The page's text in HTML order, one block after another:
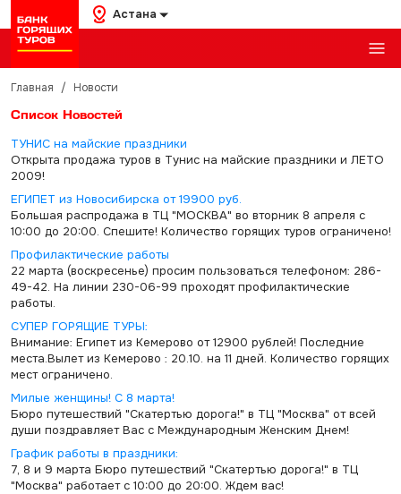
Астана
Главная / Новости
Список Новостей
ТУНИС на майские праздники
Открыта продажа туров в Тунис на майские праздники и ЛЕТО
2009!
ЕГИПЕТ из Новосибирска от 19900 руб.
Большая распродажа в ТЦ "МОСКВА" во вторник 8 апреля с
10:00 до 20:00. Спешите! Количество горящих туров ограничено!
Профилактические работы
22 марта (воскресенье) просим пользоваться телефоном: 286-
49-42. На линии 230-06-99 проходят профилактические
работы.
СУПЕР ГОРЯЩИЕ ТУРЫ:
Внимание: Египет из Кемерово от 12900 рублей! Последние
места.Вылет из Кемерово : 20.10. на 11 дней. Количество горящих
мест ограничено.
Милые женщины! С 8 марта!
Бюро путешествий "Скатертью дорога!" в ТЦ "Москва" от всей
души поздравляет Вас с Международным Женским Днем!
График работы в праздники:
7, 8 и 9 марта Бюро путешествий "Скатертью дорога!" в ТЦ
"Москва" работает с 10:00 до 20:00. Ждем вас!